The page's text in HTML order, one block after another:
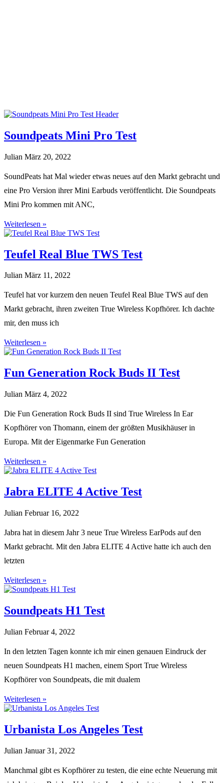
Soundpeats Mini Pro Test
Julian März 20, 2022
SoundPeats hat Mal wieder etwas neues auf den Markt gebracht und
eine Pro Version ihrer Mini Earbuds veröffentlicht. Die Soundpeats
Mini Pro kommen mit ANC,
Weiterlesen »
Teufel Real Blue TWS Test
Julian März 11, 2022
Teufel hat vor kurzem den neuen Teufel Real Blue TWS auf den
Markt gebracht, ihren zweiten True Wireless Kopfhörer. Ich dachte
mir, den muss ich
Weiterlesen »
Fun Generation Rock Buds II Test
Julian März 4, 2022
Die Fun Generation Rock Buds II sind True Wireless In Ear
Kopfhörer von Thomann, einem der größten Musikhäuser in
Europa. Mit der Eigenmarke Fun Generation
Weiterlesen »
Jabra ELITE 4 Active Test
Julian Februar 16, 2022
Jabra hat in diesem Jahr 3 neue True Wireless EarPods auf den
Markt gebracht. Mit den Jabra ELITE 4 Active hatte ich auch den
letzten
Weiterlesen »
Soundpeats H1 Test
Julian Februar 4, 2022
In den letzten Tagen konnte ich mir einen genauen Eindruck der
neuen Soundpeats H1 machen, einem Sport True Wireless
Kopfhörer von Soundpeats, die mit dualem
Weiterlesen »
Urbanista Los Angeles Test
Julian Januar 31, 2022
Manchmal gibt es Kopfhörer zu testen, die eine echte Neuerung mit